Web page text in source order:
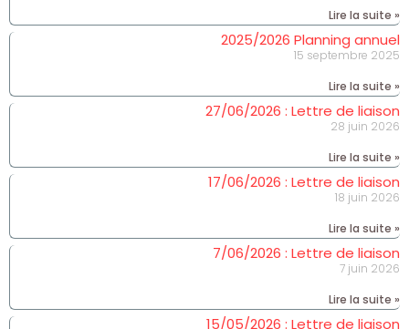
Lire la suite »
2025/2026 Planning annuel
15 septembre 2025
Lire la suite »
27/06/2026 : Lettre de liaison
28 juin 2026
Lire la suite »
17/06/2026 : Lettre de liaison
18 juin 2026
Lire la suite »
7/06/2026 : Lettre de liaison
7 juin 2026
Lire la suite »
15/05/2026 : Lettre de liaison